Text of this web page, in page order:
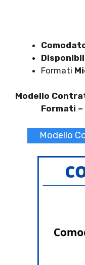
Formati
Modello
Formati –
Modello